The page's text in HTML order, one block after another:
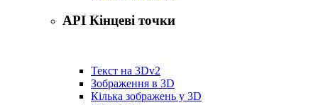
API Кінцеві точки
Текст на 3Dv2
Зображення в 3D
Кілька зображень у 3D